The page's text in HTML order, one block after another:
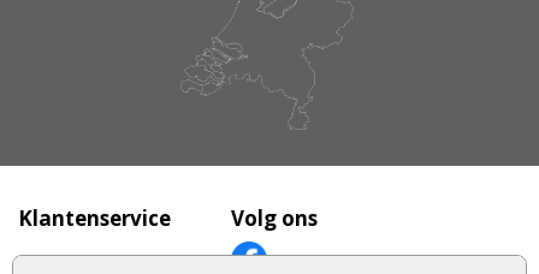
Klantenservice
Contact
Volg ons